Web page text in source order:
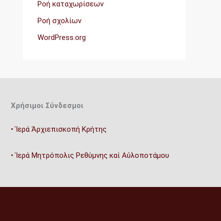
Ροή καταχωρίσεων
Ροή σχολίων
WordPress.org
Χρήσιμοι Σύνδεσμοι
• Ἱερά Ἀρχιεπισκοπή Κρήτης
• Ἱερά Μητρόπολις Ρεθύμνης καί Αὐλοποτάμου